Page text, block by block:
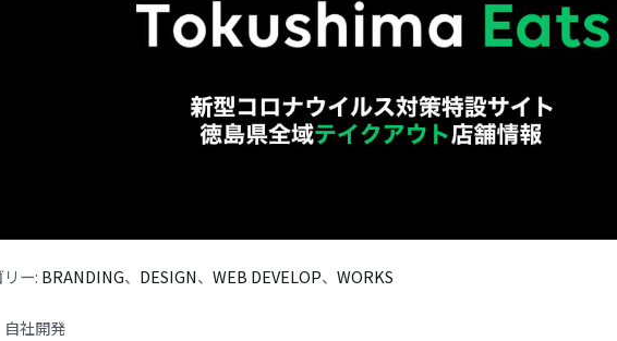
ー: BRANDING、 DESIGN、 WEB DEVELOP、 WORKS
自社開発